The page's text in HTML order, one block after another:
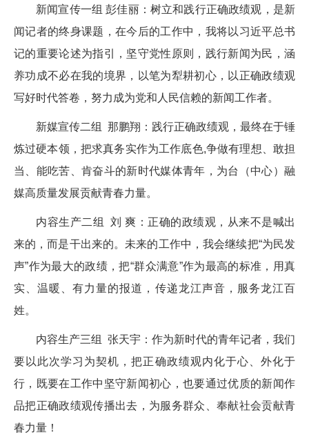
新闻宣传一组 彭佳丽：树立和践行正确政绩观，是新
闻记者的终身课题，在今后的工作中，我将以习近平总书
记的重要论述为指引，坚守党性原则，践行新闻为民，涵
养功成不必在我的境界，以笔为犁耕初心，以正确政绩观
写好时代答卷，努力成为党和人民信赖的新闻工作者。
新媒宣传二组 那鹏翔：践行正确政绩观，最终在于锤
炼过硬本领，把求真务实作为工作底色,争做有理想、敢担
当、能吃苦、肯奋斗的新时代媒体青年，为台（中心）融
媒高质量发展贡献青春力量。
内容生产二组 刘 爽：正确的政绩观，从来不是喊出
来的，而是干出来的。未来的工作中，我会继续把“为民发
声”作为最大的政绩，把“群众满意”作为最高的标准，用真
实、温暖、有力量的报道，传递龙江声音，服务龙江百
姓。
内容生产三组 张天宇：作为新时代的青年记者，我们
要以此次学习为契机，把正确政绩观内化于心、外化于
行，既要在工作中坚守新闻初心，也要通过优质的新闻作
品把正确政绩观传播出去，为服务群众、奉献社会贡献青
春力量！